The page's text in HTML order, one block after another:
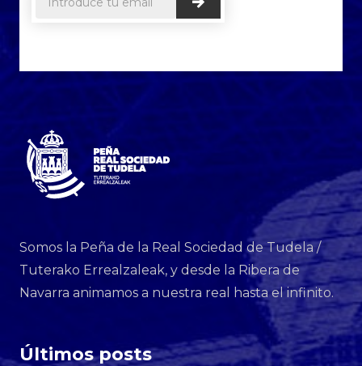
Somos la Peña de la Real Sociedad de Tudela /
Tuterako Errealzaleak, y desde la Ribera de
Navarra animamos a nuestra real hasta el infinito.
Últimos posts